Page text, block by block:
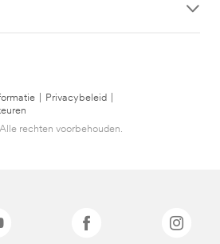
Privacybeleid
rechten voorbehouden.